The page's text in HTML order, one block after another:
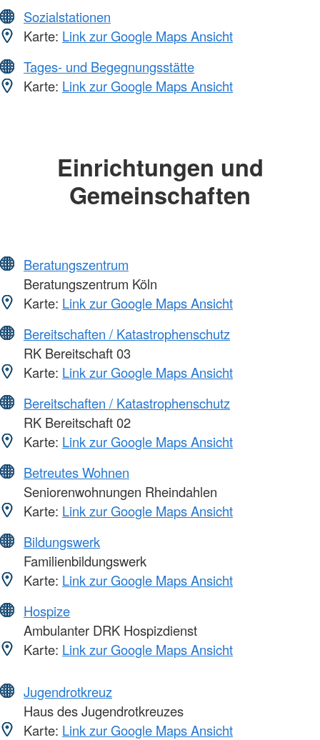
Sozialstationen
Karte: Link zur Google Maps Ansicht
Tages- und Begegnungsstätte
Karte: Link zur Google Maps Ansicht
Einrichtungen und
Gemeinschaften
Beratungszentrum
Beratungszentrum Köln
Karte: Link zur Google Maps Ansicht
Bereitschaften / Katastrophenschutz
RK Bereitschaft 03
Karte: Link zur Google Maps Ansicht
Bereitschaften / Katastrophenschutz
RK Bereitschaft 02
Karte: Link zur Google Maps Ansicht
Betreutes Wohnen
Seniorenwohnungen Rheindahlen
Karte: Link zur Google Maps Ansicht
Bildungswerk
Familienbildungswerk
Karte: Link zur Google Maps Ansicht
Hospize
Ambulanter DRK Hospizdienst
Karte: Link zur Google Maps Ansicht
Jugendrotkreuz
Haus des Jugendrotkreuzes
Karte: Link zur Google Maps Ansicht